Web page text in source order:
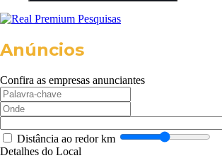
Anúncios
Confira as empresas anunciantes
Distância ao redorkm
Detalhes do Local